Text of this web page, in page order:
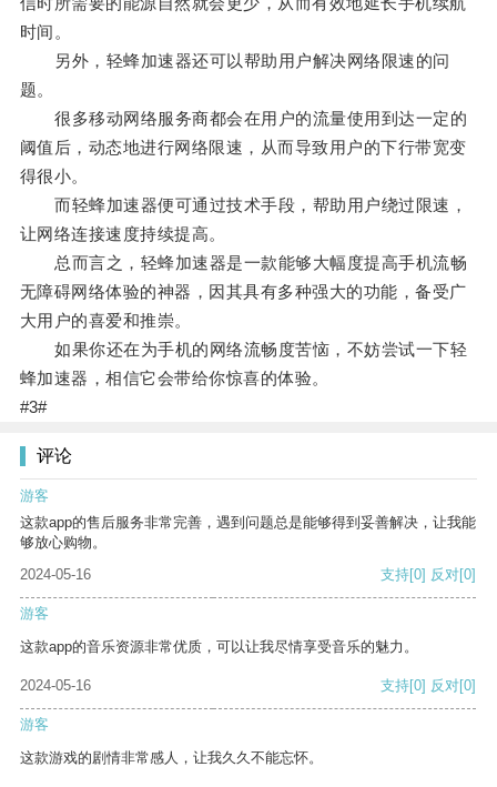
时间。
另外，轻蜂加速器还可以帮助用户解决网络限速的问
题。
很多移动网络服务商都会在用户的流量使用到达一定的
阈值后，动态地进行网络限速，从而导致用户的下行带宽变
得很小。
而轻蜂加速器便可通过技术手段，帮助用户绕过限速，
让网络连接速度持续提高。
总而言之，轻蜂加速器是一款能够大幅度提高手机流畅
无障碍网络体验的神器，因其具有多种强大的功能，备受广
大用户的喜爱和推崇。
如果你还在为手机的网络流畅度苦恼，不妨尝试一下轻
蜂加速器，相信它会带给你惊喜的体验。
#3#
评论
游客
这款app的售后服务非常完善，遇到问题总是能够得到妥善解决，让我能
够放心购物。
2024-05-16
支持[0] 反对[0]
游客
这款app的音乐资源非常优质，可以让我尽情享受音乐的魅力。
2024-05-16 支持[0] 反对[0]
游客
这款游戏的剧情非常感人，让我久久不能忘怀。